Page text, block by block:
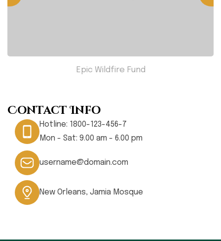
Epic Wildfire Fund
Contact Info
Hotline: 1800-123-456-7
Mon - Sat: 9.00 am - 6.00 pm
username@domain.com
New Orleans, Jamia Mosque